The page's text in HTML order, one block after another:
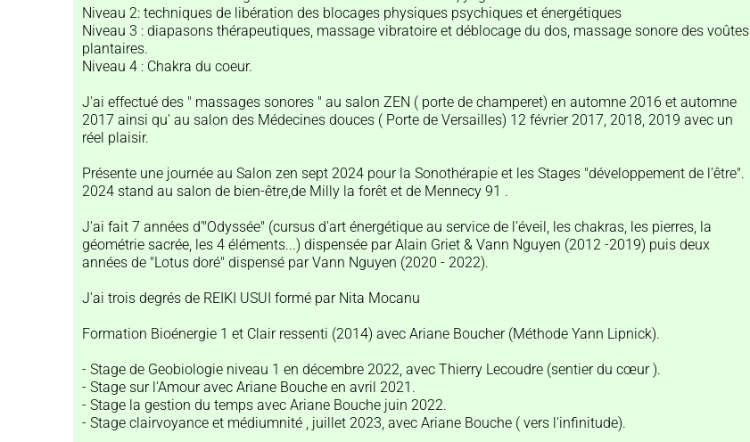
Niveau 2: techniques de libération des blocages physiques psychiques et énergétiques
Niveau 3 : diapasons thérapeutiques, massage vibratoire et déblocage du dos, massage sonore des voûtes
plantaires.
Niveau 4 : Chakra du coeur.
J'ai effectué des " massages sonores " au salon ZEN ( porte de champeret) en automne 2016 et automne
2017 ainsi qu' au salon des Médecines douces ( Porte de Versailles) 12 février 2017, 2018, 2019 avec un
réel plaisir.
Présente une journée au Salon zen sept 2024 pour la Sonothérapie et les Stages "développement de l’être".
2024 stand au salon de bien-être,de Milly la forêt et de Mennecy 91 .
J'ai fait 7 années d'"Odyssée" (cursus d'art énergétique au service de l'éveil, les chakras, les pierres, la
géométrie sacrée, les 4 éléments...) dispensée par Alain Griet & Vann Nguyen (2012 -2019) puis deux
années de "Lotus doré" dispensé par Vann Nguyen (2020 - 2022).
J'ai trois degrés de REIKI USUI formé par Nita Mocanu
Formation Bioénergie 1 et Clair ressenti (2014) avec Ariane Boucher (Méthode Yann Lipnick).
- Stage de Geobiologie niveau 1 en décembre 2022, avec Thierry Lecoudre (sentier du cœur ).
- Stage sur l'Amour avec Ariane Bouche en avril 2021.
- Stage la gestion du temps avec Ariane Bouche juin 2022.
- Stage clairvoyance et médiumnité , juillet 2023, avec Ariane Bouche ( vers l'infinitude).